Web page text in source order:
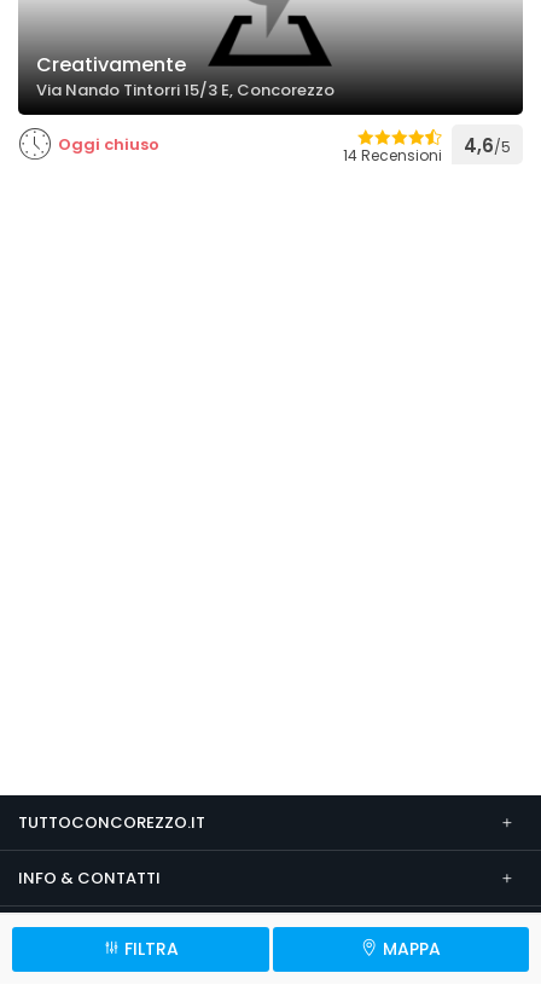
Creativamente
Via Nando Tintorri 15/3 E, Concorezzo
Oggi chiuso 14 Recensioni 4,6/5
FILTRA MAPPA
TUTTOCONCOREZZO.IT
INFO & CONTATTI
SEGUICI SU